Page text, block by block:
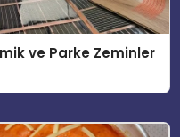
ve Parke Zeminler